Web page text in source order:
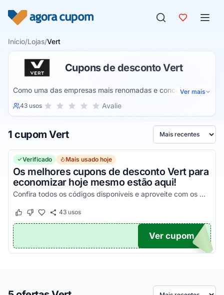
Início/Lojas/Vert
Cupons de desconto Vert
Como uma das empresas mais renomadas e conceituadas
no ramo de calçados, a Vert é um nome reconhecido em
todos os padrões do seu visual por completo, algo que que
Ver mais
43 usosSua nota para Vert, de 1 a 5 estrelas
5 estrelas
4 estrelas
3 estrelas
2 estrelas
1 estrela Avalie
1 cupom Vert Ordenar por
Verificado Mais usado hoje
Os melhores cupons de desconto Vert para
economizar hoje mesmo estão aqui!
Confira todos os códigos disponíveis e aproveite com os melhores descontos nas suas compras ainda hoje!
Este cupom funcionou
Este cupom não funcionou
43usos
TICO
Ver cupom